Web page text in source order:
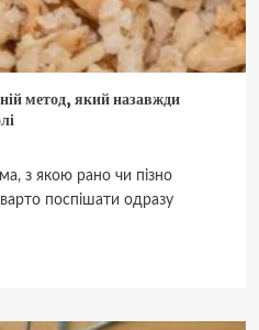
метод, який назавжди
з якою рано чи пізно
поспішати одразу